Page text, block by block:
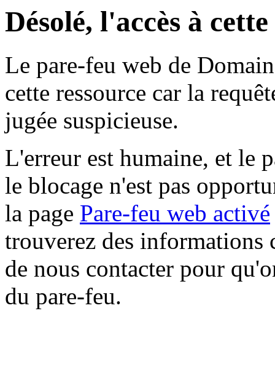
Désolé, l'accès à
Le pare-feu web de
cette ressource car la
jugée suspicieuse.
L'erreur est humaine, et le
le blocage n'est pas
la page Pare-feu web activé
trouverez des informations
de nous contacter pour
du pare-feu.